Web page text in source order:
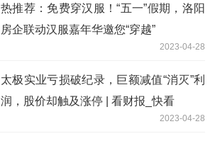
热推荐：免费穿汉服！“五一”假期，洛阳
房企联动汉服嘉年华邀您“穿越”
2023-04-28
太极实业亏损破纪录，巨额减值“消灭”利
润，股价却触及涨停 | 看财报_快看
2023-04-28